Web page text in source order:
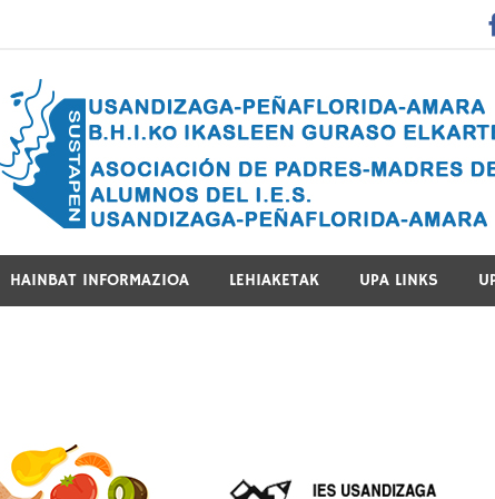
Elkartea Asociación de Padres-Madres de Alumnos del
HAINBAT INFORMAZIOA LEHIAKETAK UPA LINKS